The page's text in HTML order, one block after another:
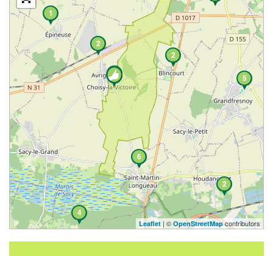
2
2
1
5
2
4
6
Leaflet | © OpenStreetMapcontributors